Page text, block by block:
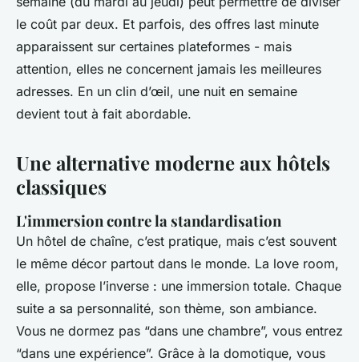
le coût par deux. Et parfois, des offres last minute
apparaissent sur certaines plateformes - mais
attention, elles ne concernent jamais les meilleures
adresses. En un clin d’œil, une nuit en semaine
devient tout à fait abordable.
Une alternative moderne aux hôtels
classiques
L'immersion contre la standardisation
Un hôtel de chaîne, c’est pratique, mais c’est souvent
le même décor partout dans le monde. La love room,
elle, propose l’inverse : une immersion totale. Chaque
suite a sa personnalité, son thème, son ambiance.
Vous ne dormez pas “dans une chambre”, vous entrez
“dans une expérience”. Grâce à la domotique, vous